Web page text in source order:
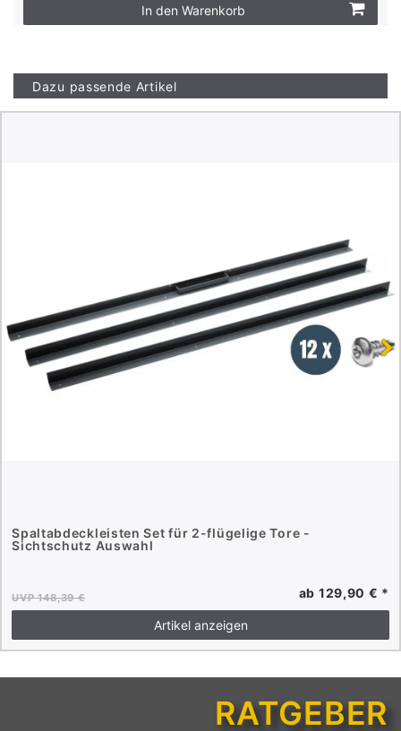
In den Warenkorb
Spaltabdeckleisten Set für 2-flügelige Tore -
ab 129,90 € *
Artikel anzeigen